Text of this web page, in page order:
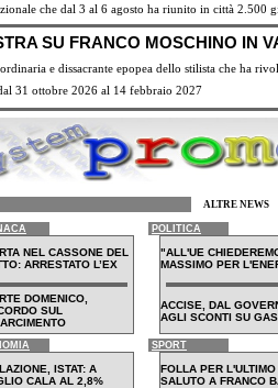
che dal 3 al 6 agosto ha riunito in città 2.500
SU FRANCO MOSCHINO IN
e dissacrante epopea dello stilista che ha
31 ottobre 2026 al 14 febbraio 2027
ALTRE NEWS
NEL CASSONE DEL
ARRESTATO L’EX
DOMENICO,
SUL
POLITICA
"ALL'UE
MASSIMO PER
ACCISE, DAL
AGLI SCONTI SU
ISTAT: A
CALA AL 2,8%
SPORT
FOLLA PER L'ULTIMO
SALUTO A FRANCO